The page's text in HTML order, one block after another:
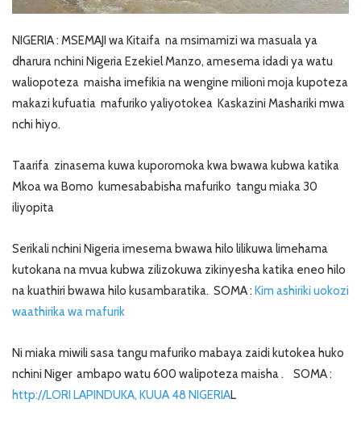
NIGERIA : MSEMAJI wa Kitaifa na msimamizi wa masuala ya
dharura nchini Nigeria Ezekiel Manzo, amesema idadi ya watu
waliopoteza maisha imefikia na wengine milioni moja kupoteza
makazi kufuatia mafuriko yaliyotokea Kaskazini Mashariki mwa
nchi hiyo.
Taarifa zinasema kuwa kuporomoka kwa bwawa kubwa katika
Mkoa wa Bomo kumesababisha mafuriko tangu miaka 30
iliyopita
Serikali nchini Nigeria imesema bwawa hilo lilikuwa limehama
kutokana na mvua kubwa zilizokuwa zikinyesha katika eneo hilo
na kuathiri bwawa hilo kusambaratika. SOMA : Kim ashiriki uokozi
waathirika wa mafurik
Ni miaka miwili sasa tangu mafuriko mabaya zaidi kutokea huko
nchini Niger ambapo watu 600 walipoteza maisha . SOMA :
http://LORI LAPINDUKA, KUUA 48 NIGERIAL